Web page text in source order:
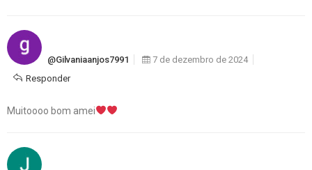
@gilvaniaanjos7991
7 de dezembro de 2024
Responder
Muitoooo bom amei